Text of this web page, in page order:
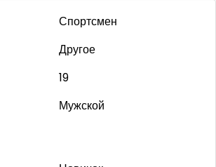
Спортсмен
Другое
19
Мужской